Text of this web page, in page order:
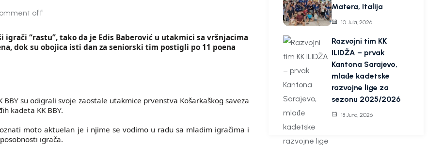
off
“rastu”, tako da je Edis Baberović u utakmici sa vršnjacima
dok su obojica isti dan za seniorski tim postigli po 11 poena
su odigrali svoje zaostale utakmice prvenstva Košarkaškog saveza
kadeta KK BBY.
moto aktuelan je i njime se vodimo u radu sa mladim igračima i
igrača.
Matera, Italija
10 Jula, 2026
Razvojni tim KK
ILIDŽA – prvak
Kantona Sarajevo,
mlađe kadetske
razvojne lige za
sezonu 2025/2026
18 Juna, 2026